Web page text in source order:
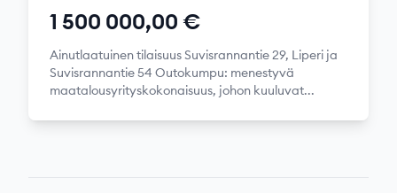
1 500 000,00 €
Ainutlaatuinen tilaisuus Suvisrannantie 29, Liperi ja
Suvisrannantie 54 Outokumpu: menestyvä
maatalousyrityskokonaisuus, johon kuuluvat...